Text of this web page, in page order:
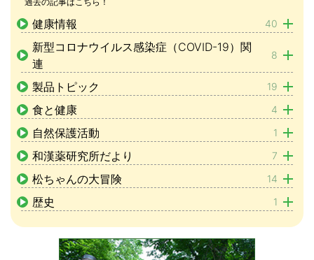
健康情報 40
新型コロナウイルス感染症（COVID-19）関
連
8
製品トピック 19
食と健康 4
自然保護活動 1
和漢薬研究所だより 7
松ちゃんの大冒険 14
歴史 1